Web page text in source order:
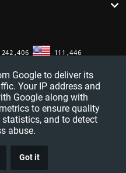
Google to deliver its
Your IP address and
Google along with
to ensure quality
statistics, and to detect
abuse.
Got it